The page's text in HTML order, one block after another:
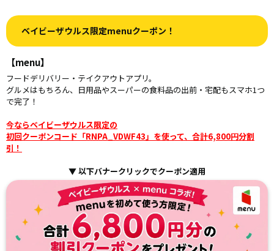
ベイビーザウルス限定menuクーポン！
【menu】
フードデリバリー・テイクアウトアプリ。
グルメはもちろん、日用品やスーパーの食料品の出前・宅配もスマホ1つ
で完了！
今ならベイビーザウルス限定の
初回クーポンコード「RNPA_VDWF43」を使って、合計6,800円分割
引！
▼ 以下バナークリックでクーポン適用